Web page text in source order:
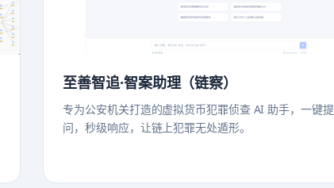
至善智追·智案助理（链察）
专为公安机关打造的虚拟货币犯罪侦查 AI 助手，一键提
问，秒级响应，让链上犯罪无处遁形。